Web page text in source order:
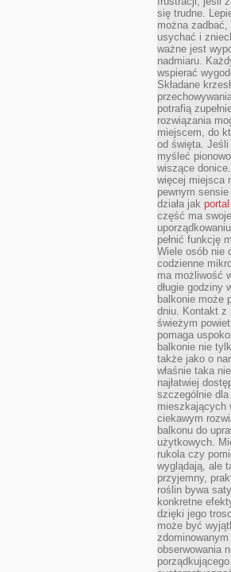
się trudne.
można
usychać i
ważne jest
nadmiaru.
wspierać
Składane
potrafią
rozwiązania
miejscem, do
od święta. Jeśli
myśleć
wiszące
więcej miejsca
pewnym
działa jak
część ma
pełnić funkcję
Wiele osób nie
codzienne
ma możliwość
długie godziny
balkonie może
dniu. Kontakt z
świeżym
pomaga
balkonie nie
także jako o
właśnie taka
najłatwiej
szczególnie
mieszkających
ciekawym
balkonu do
użytkowych.
rukola czy
wyglądają, ale
przyjemny,
roślin bywa
konkretne
dzięki jego
może być
obserwowania